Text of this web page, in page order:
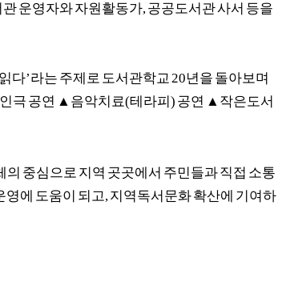
운영자와 자원활동가,공공도서관 사서 등을
다’라는 주제로 도서관학교20년을 돌아보며
인극 공연 ▲ 음악치료(테라피) 공연 ▲ 작은도서
중심으로 지역 곳곳에서 주민들과 직접 소통
영에 도움이 되고,지역독서문화 확산에 기여하